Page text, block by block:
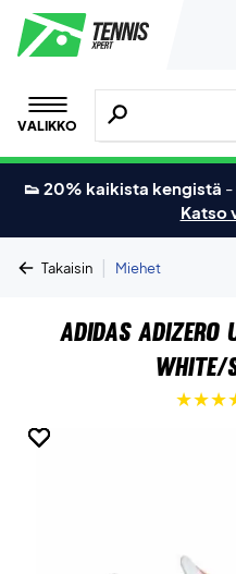
VALIKKO
Hae tuotteita,
👟 20% kaikista kengistä -
Katso
Takaisin | Miehet
Adidas Adizero
White/